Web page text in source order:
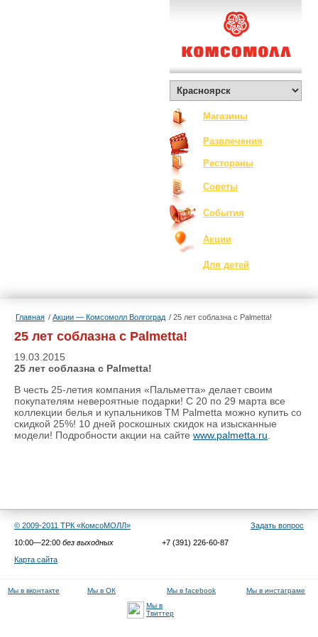
Магазины
Развлечения
Рестораны
Советы
События
Акции
Для детей
Главная Акции — Комсомолл Волгоград 25 лет соблазна с Palmetta!
25 лет соблазна с Palmetta!
19.03.2015
25 лет соблазна с Palmetta!
В честь 25-летия компания «Пальметта» делает своим
покупателям невероятные подарки! С 20 по 29 марта все
коллекции белья и купальников ТМ Palmetta можно купить со
скидкой 25%! 10 дней роскошных скидок на изысканные
модели! Подробности акции на сайте www.palmetta.ru
© 2009-2011 ТРК «КомсоМОЛЛ»
Задать вопрос
10:00—22:00 без выходных
+7 (391) 226-60-87
Карта сайта
Мы в вконтакте Мы в ОК Мы в facebook
Мы в инстаграме
Мы в
Твиттер